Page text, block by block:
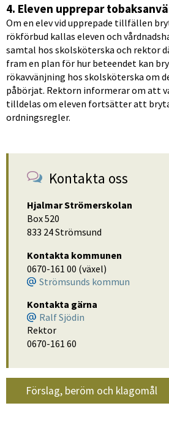
4. Eleven upprepar
Om en elev vid upprepade tillfällen
rökförbud kallas eleven och
samtal hos skolsköterska och rektor
fram en plan för hur beteendet kan
rökavvänjning hos skolsköterska om
påbörjat. Rektorn informerar om att
tilldelas om eleven fortsätter att
ordningsregler.
Kontakta oss
Hjalmar Strömerskolan
Box 520
833 24 Strömsund
Kontakta kommunen
0670-161 00 (växel)
Strömsunds kommun
Kontakta gärna
Ralf Sjödin
Rektor
0670-161 60
Förslag, beröm och klagomål